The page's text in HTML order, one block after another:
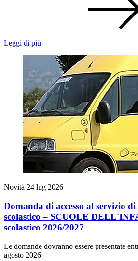
Leggi di più
Novità 24 lug 2026
Domanda di accesso al servizio
scolastico – SCUOLE
scolastico 2026/2027
Le domande dovranno essere presentate
agosto 2026